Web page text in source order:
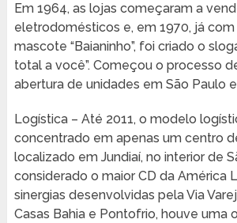
Em 1964, as lojas começaram a
eletrodomésticos e, em 1970, já com
mascote “Baianinho”, foi criado o
total a você”. Começou o processo
abertura de unidades em São Paulo
Logística – Até 2011, o modelo
concentrado em apenas um centro
localizado em Jundiaí, no interior de
considerado o maior CD da América
sinergias desenvolvidas pela Via
Casas Bahia e Pontofrio, houve uma